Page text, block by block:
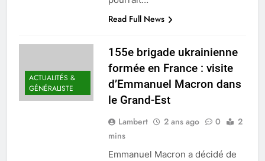
Read Full News
ACTUALITÉS &
GÉNÉRALISTE
155e brigade ukrainienne
formée en France : visite
d’Emmanuel Macron dans
le Grand-Est
Lambert 2 ans ago 0
2
mins
Emmanuel Macron a décidé de